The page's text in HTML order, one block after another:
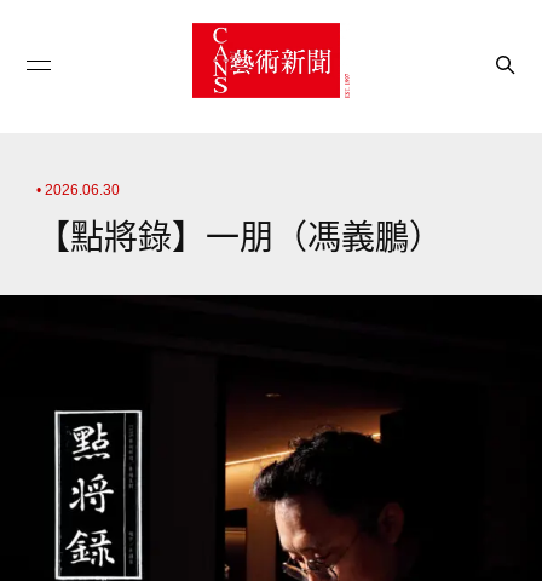
• 2026.06.30
【點將錄】一朋（馮義鵬）